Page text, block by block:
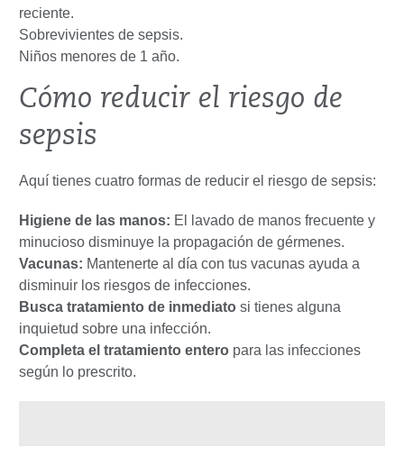
reciente.
Sobrevivientes de sepsis.
Niños menores de 1 año.
Cómo reducir el riesgo de
sepsis
Aquí tienes cuatro formas de reducir el riesgo de sepsis:
Higiene de las manos: El lavado de manos frecuente y
minucioso disminuye la propagación de gérmenes.
Vacunas: Mantenerte al día con tus vacunas ayuda a
disminuir los riesgos de infecciones.
Busca tratamiento de inmediato si tienes alguna
inquietud sobre una infección.
Completa el tratamiento entero para las infecciones
según lo prescrito.